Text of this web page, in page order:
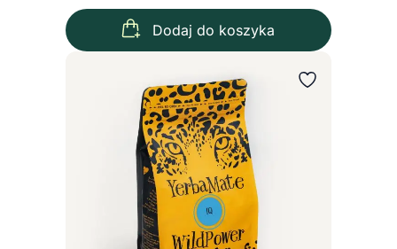
Dodaj do koszyka